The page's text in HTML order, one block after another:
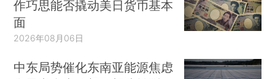
分析｜贝森特操盘稳日元，操
面